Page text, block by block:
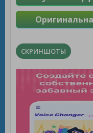
СКРИНШОТЫ